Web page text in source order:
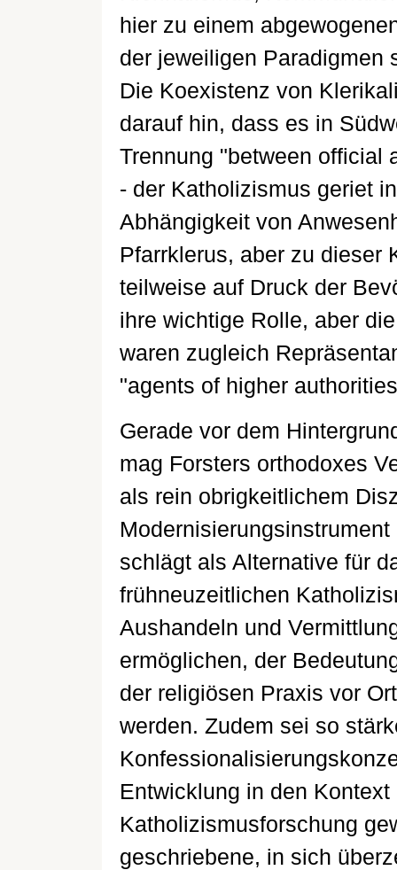
hier zu einem
der jeweiligen Paradigmen
Die Koexistenz von
darauf hin, dass es in
Trennung "between official
- der Katholizismus geriet
Abhängigkeit von
Pfarrklerus, aber zu dieser
teilweise auf Druck der
ihre wichtige Rolle, aber
waren zugleich
"agents of higher
Gerade vor dem
mag Forsters orthodoxes
als rein obrigkeitlichem
schlägt als Alternative für
frühneuzeitlichen
Aushandeln und
ermöglichen, der
der religiösen Praxis vor
werden. Zudem sei so
Entwicklung in den
Katholizismusforschung
geschriebene, in sich